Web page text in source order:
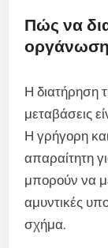
Πώς να
οργάνωση
Η διατήρηση
μεταβάσεις
Η γρήγορη
απαραίτητη
μπορούν να
αμυντικές
σχήμα.